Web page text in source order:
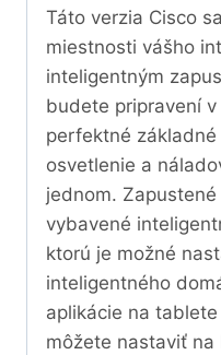
Táto verzia Cisco
miestnosti vášho
inteligentným
budete pripravení
perfektné
osvetlenie a
jednom.
vybavené
ktorú je možné
inteligentného
aplikácie na
môžete nastaviť